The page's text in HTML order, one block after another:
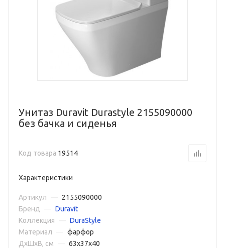
Унитаз Duravit Durastyle 2155090000
без бачка и сиденья
Код товара 19514
Характеристики
Артикул
2155090000
Бренд
Duravit
Коллекция
DuraStyle
Материал
фарфор
ДxШxВ, см
63x37x40